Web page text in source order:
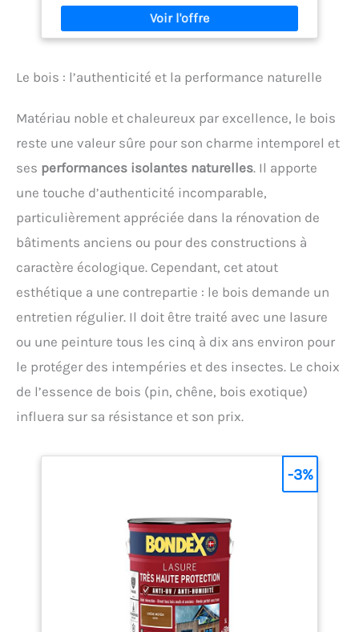
fenêtre. Entretien des fenêtres, des portes et des
profilés de volets roulants déjà installés. Nettoyage
propose uniquement des produits sélectionnés au
l'incitent à développer des produits de nettoyage et
d'entretien à base de matières premières de haute
qualité et à laisser en même temps une impression
durable caractéristique et attrayante.
Le bois : l’authenticité et la performance naturelle
Matériau noble et chaleureux par excellence, le bois
reste une valeur sûre pour son charme intemporel et
ses performances isolantes naturelles. Il apporte
une touche d’authenticité incomparable,
particulièrement appréciée dans la rénovation de
bâtiments anciens ou pour des constructions à
caractère écologique. Cependant, cet atout
esthétique a une contrepartie : le bois demande un
entretien régulier. Il doit être traité avec une lasure
ou une peinture tous les cinq à dix ans environ pour
le protéger des intempéries et des insectes. Le choix
de l’essence de bois (pin, chêne, bois exotique)
influera sur sa résistance et son prix.
-3%